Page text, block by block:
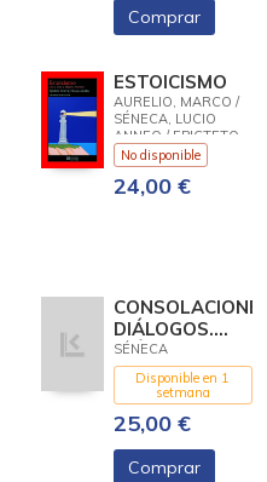
Comprar
ESTOICISMO
AURELIO, MARCO /
SÉNECA, LUCIO
ANNEO / EPICTETO
No disponible
24,00 €
CONSOLACIONES.
DIÁLOGOS.
EPÍSTOLAS
MORALES A
LUCILIO
SÉNECA
Disponible en 1
setmana
25,00 €
Comprar